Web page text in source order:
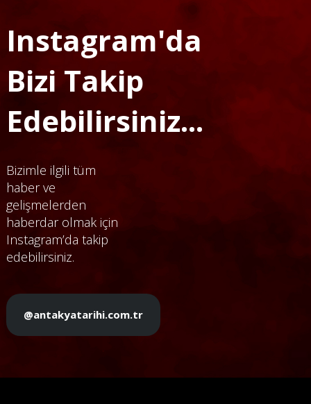
Instagram'da
Bizi Takip
Edebilirsiniz...
Bizimle ilgili tüm
haber ve
gelişmelerden
haberdar olmak için
Instagram’da takip
edebilirsiniz.
@antakyatarihi.com.tr